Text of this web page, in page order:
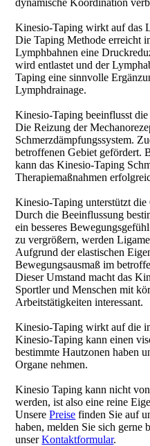
dynamische Koordination
Kinesio-Taping wirkt auf das
Die Taping Methode erreicht
Lymphbahnen eine
wird entlastet und der
Taping eine sinnvolle
Lymphdrainage.
Kinesio-Taping beeinflusst
Die Reizung der
Schmerzdämpfungssystem.
betroffenen Gebiet gefördert.
kann das Kinesio-Taping
Therapiemaßnahmen
Kinesio-Taping unterstützt die
Durch die Beeinflussung
ein besseres
zu vergrößern, werden
Aufgrund der elastischen
Bewegungsausmaß im
Dieser Umstand macht das
Sportler und Menschen mit
Arbeitstätigkeiten interessant.
Kinesio-Taping wirkt auf die
Kinesio-Taping kann einen
bestimmte Hautzonen haben
Organe nehmen.
Kinesio Taping kann nicht
werden, ist also eine reine
UnserePreise finden Sie auf
haben, melden Sie sich gerne
unserKontaktformular.